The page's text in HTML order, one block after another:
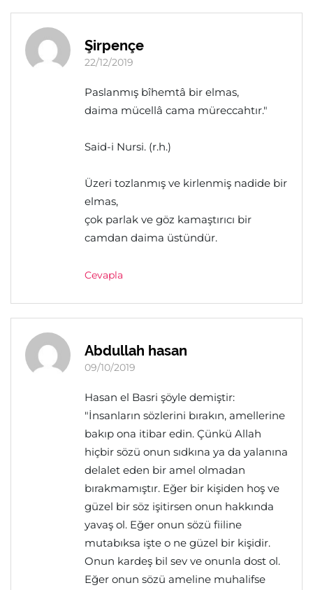
Şirpençe
22/12/2019
Paslanmış bîhemtâ bir elmas,
daima mücellâ cama müreccahtır."
Said-i Nursi. (r.h.)
Üzeri tozlanmış ve kirlenmiş nadide bir
elmas,
çok parlak ve göz kamaştırıcı bir
camdan daima üstündür.
Cevapla
Abdullah hasan
09/10/2019
Hasan el Basri şöyle demiştir:
"İnsanların sözlerini bırakın, amellerine
bakıp ona itibar edin. Çünkü Allah
hiçbir sözü onun sıdkına ya da yalanına
delalet eden bir amel olmadan
bırakmamıştır. Eğer bir kişiden hoş ve
güzel bir söz işitirsen onun hakkında
yavaş ol. Eğer onun sözü fiiline
mutabıksa işte o ne güzel bir kişidir.
Onun kardeş bil sev ve onunla dost ol.
Eğer onun sözü ameline muhalifse